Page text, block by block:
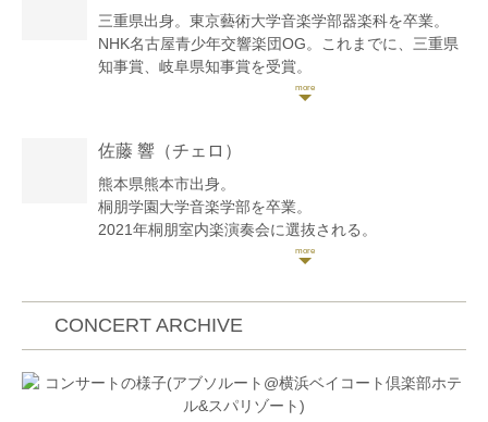
ンサート、高齢者施設での毎月の定期演奏会「調の時
間」を企画、出演。
市立中学校式典記念講演会講師として講演と演奏を務
める。POLA✖︎メルセデスベンツ企画イベントで演
奏、アストンマーティン オープニング記念パティー
開レッスンに出演。京都フランス音楽アカデミーにて
選抜受講生コンサートに出演。
2018年10月には ポーランド ワルシャワにて 「ポー
ランド独立100周年記念公演」に於いてバイオリンソ
ロとモダンバレエで出演。
楽天ファッションウィーク「CHIKA KISADA」ファッ
ラ」メンバーとして 全国各地を公演。ゲーム音楽オ
ど海外及び国内マスタークラス多数修了。音楽団体
JPCO所属。公式認証17ライバー。
ンK音楽コンクール特別優秀賞、第20回日本演奏家コ
ンクール大学の部第3位、第2回ベストオブアンサンブ
ルin Kanazawaグランプリを受賞。
ミュージック・アカデミーinみやざき、秋吉台室内楽
大学在学中、桐朋学園大学オーケストラにてコンサー
トミストレスを務める。また、別府アルゲリッチ音楽
祭、国際音楽祭NIPPONチャリティーコンサートに桐
朋学園オーケストラとして参加。
これまでにヴァイオリンを大谷玲子、景山誠治各氏に
三重県出身。東京藝術大学音楽学部器楽科を卒業。
NHK名古屋青少年交響楽団OG。これまでに、三重県
知事賞、岐阜県知事賞を受賞。
スタジオレコーディング、プロオーケストラへの客
また一方で、東京藝術大学音楽学部指揮科教育研究助
手(兼 藝大フィルハーモニー管弦楽団ライブラリース
タッフ)としても勤務する傍ら、映像収録、動画編
集、写真撮影、チラシやプログラムのデザイン制作な
ども手掛けるなど、活躍の場を広げている。
佐藤 響 （チェロ）
熊本県熊本市出身。
桐朋学園大学音楽学部を卒業。
2021年桐朋室内楽演奏会に選抜される。
第40回熊本県高等学校器楽コンクールにて金賞受賞。
第18回九州音楽コンクールにて金賞、審査員特別賞受
賞。
スタークラスを受講。
第12回、14回ミュージック・アカデミーinみやざきに
CONCERT ARCHIVE